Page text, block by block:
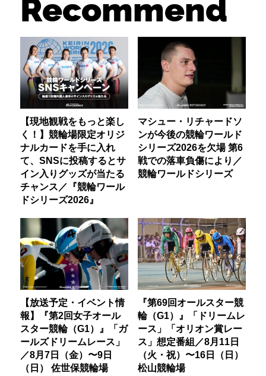
Recommend
【現地観戦をもっと楽し
く！】競輪場限定オリジ
ナルカードを手に入れ
て、SNSに投稿するとサ
イン入りグッズが当たる
チャンス／『競輪ワール
ドシリーズ2026』
マシュー・リチャードソ
ンが今後の競輪ワールド
シリーズ2026を欠場 第6
戦での落車負傷により／
競輪ワールドシリーズ
【放送予定・イベント情
報】『第2回女子オール
スター競輪（G1）』「ガ
ールズドリームレース」
／8月7日（金）〜9日
（日） 佐世保競輪場
『第69回オールスター競
輪（G1）』「ドリームレ
ース」「オリオン賞レー
ス」想定番組／8月11日
（火・祝）〜16日（日）
松山競輪場